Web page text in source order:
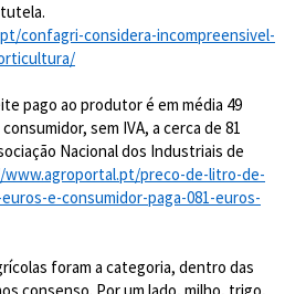
confagri-considera-incompreensivel-
pago ao produtor é em média 49
sem IVA, a cerca de 81
Nacional dos Industriais de
preco-de-litro-de-
e-consumidor-paga-081-euros-
foram a categoria, dentro das